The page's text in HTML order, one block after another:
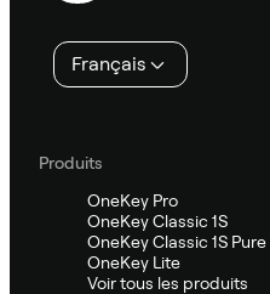
page
Français
Produits
OneKey Pro
OneKey Classic 1S
OneKey Classic 1S Pure
OneKey Lite
Voir tous les produits